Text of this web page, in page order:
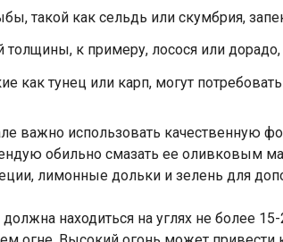
такой как сельдь или скумбрия,
к примеру, лосося или дорадо,
как тунец или карп, могут
важно использовать качественную
обильно смазать ее оливковым
лимонные дольки и зелень для
находиться на углях не более